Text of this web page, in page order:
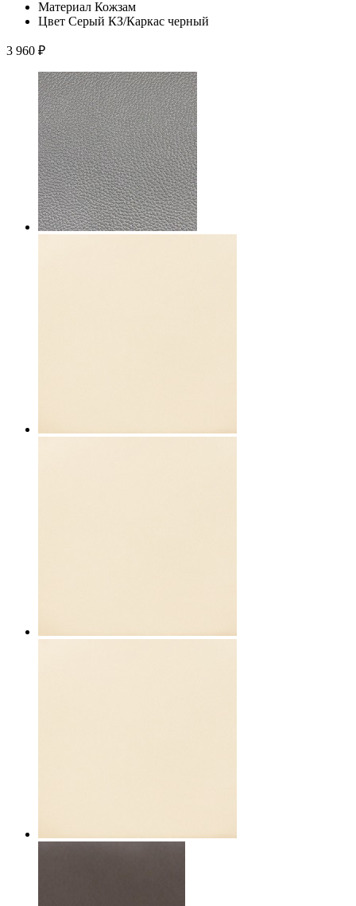
Материал Кожзам
Цвет Серый КЗ/Каркас черный
3 960 ₽